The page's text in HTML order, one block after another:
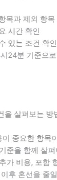
목과 제외 항목
시간 확인
있는 조건 확인
24분 기준으
을 살펴보는 방
중요한 항목
준을 함께 살
가 비용, 포함
후 혼선을 줄